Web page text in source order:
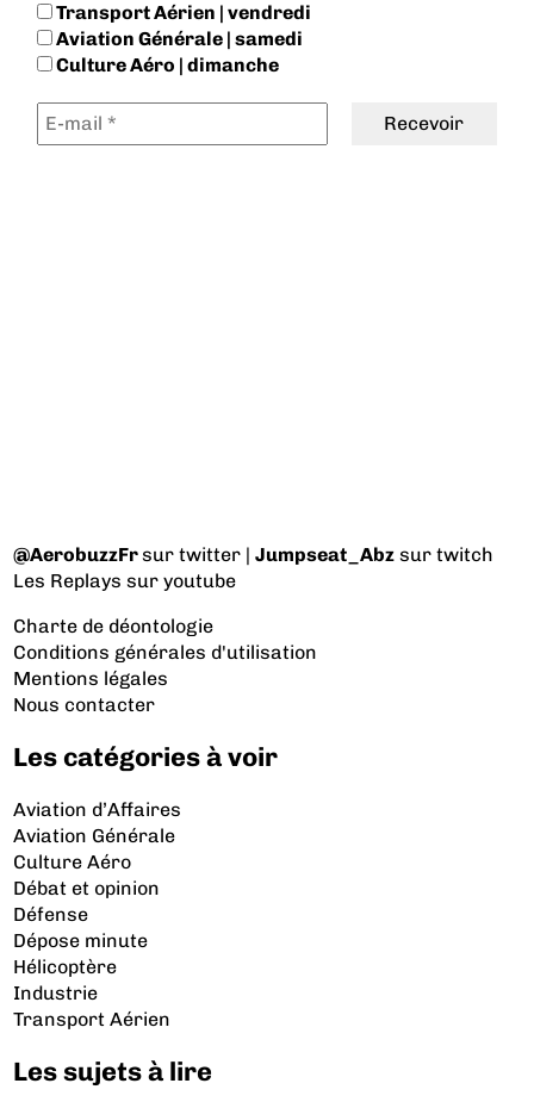
Transport Aérien | vendredi
Aviation Générale | samedi
Culture Aéro | dimanche
@AerobuzzFrsur twitter |Jumpseat_Abz sur twitch
Les Replays sur youtube
Charte de déontologie
Conditions générales d'utilisation
Mentions légales
Nous contacter
Les catégories à voir
Aviation d’Affaires
Aviation Générale
Culture Aéro
Débat et opinion
Défense
Dépose minute
Hélicoptère
Industrie
Transport Aérien
Les sujets à lire